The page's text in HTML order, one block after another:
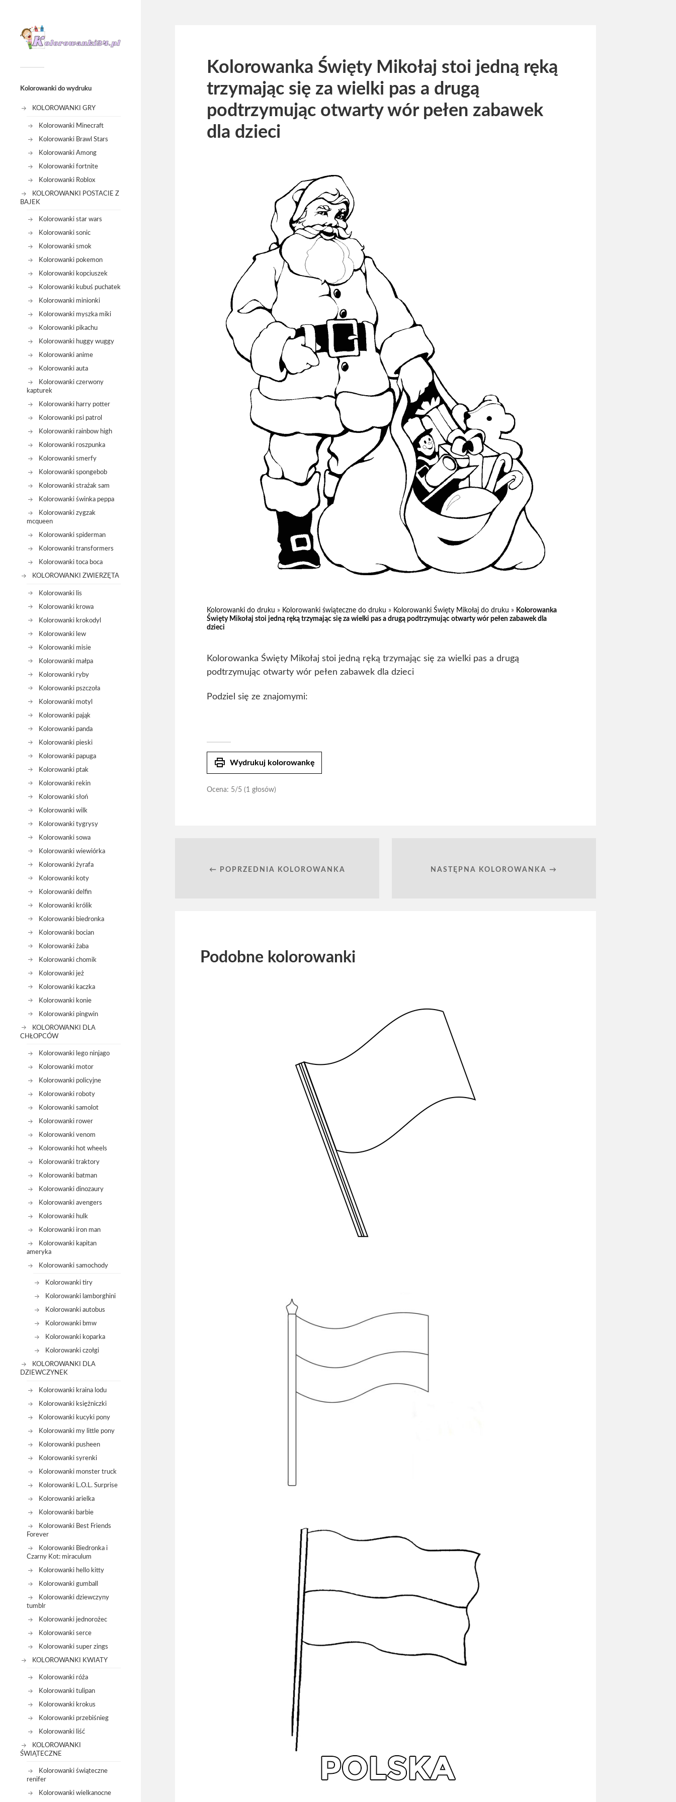
Kolorowanki do wydruku
KOLOROWANKI GRY
Kolorowanki Minecraft
Kolorowanki Brawl Stars
Kolorowanki Among
Kolorowanki fortnite
Kolorowanki Roblox
KOLOROWANKI POSTACIE Z
BAJEK
Kolorowanki star wars
Kolorowanki sonic
Kolorowanki smok
Kolorowanki pokemon
Kolorowanki kopciuszek
Kolorowanki kubuś puchatek
Kolorowanki minionki
Kolorowanki myszka miki
Kolorowanki pikachu
Kolorowanki huggy wuggy
Kolorowanki anime
Kolorowanki auta
Kolorowanki czerwony
kapturek
Kolorowanki harry potter
Kolorowanki psi patrol
Kolorowanki rainbow high
Kolorowanki roszpunka
Kolorowanki smerfy
Kolorowanki spongebob
Kolorowanki strażak sam
Kolorowanki świnka peppa
Kolorowanki zygzak
mcqueen
Kolorowanki spiderman
Kolorowanki transformers
Kolorowanki toca boca
KOLOROWANKI ZWIERZĘTA
Kolorowanki lis
Kolorowanki krowa
Kolorowanki krokodyl
Kolorowanki lew
Kolorowanki misie
Kolorowanki małpa
Kolorowanki ryby
Kolorowanki pszczoła
Kolorowanki motyl
Kolorowanki pająk
Kolorowanki panda
Kolorowanki pieski
Kolorowanki papuga
Kolorowanki ptak
Kolorowanki rekin
Kolorowanki słoń
Kolorowanki wilk
Kolorowanki tygrysy
Kolorowanki sowa
Kolorowanki wiewiórka
Kolorowanki żyrafa
Kolorowanki koty
Kolorowanki delfin
Kolorowanki królik
Kolorowanki biedronka
Kolorowanki bocian
Kolorowanki żaba
Kolorowanki chomik
Kolorowanki jeż
Kolorowanki kaczka
Kolorowanki konie
Kolorowanki pingwin
KOLOROWANKI DLA
CHŁOPCÓW
Kolorowanki lego ninjago
Kolorowanki motor
Kolorowanki policyjne
Kolorowanki roboty
Kolorowanki samolot
Kolorowanki rower
Kolorowanki venom
Kolorowanki hot wheels
Kolorowanki traktory
Kolorowanki batman
Kolorowanki dinozaury
Kolorowanki avengers
Kolorowanki hulk
Kolorowanki iron man
Kolorowanki kapitan
ameryka
Kolorowanki samochody
Kolorowanki tiry
Kolorowanki lamborghini
Kolorowanki autobus
Kolorowanki bmw
Kolorowanki koparka
Kolorowanki czołgi
KOLOROWANKI DLA
DZIEWCZYNEK
Kolorowanki kraina lodu
Kolorowanki księżniczki
Kolorowanki kucyki pony
Kolorowanki my little pony
Kolorowanki pusheen
Kolorowanki syrenki
Kolorowanki monster truck
Kolorowanki L.O.L. Surprise
Kolorowanki arielka
Kolorowanki barbie
Kolorowanki Best Friends
Forever
Kolorowanki Biedronka i
Czarny Kot: miraculum
Kolorowanki hello kitty
Kolorowanki gumball
Kolorowanki dziewczyny
tumblr
Kolorowanki jednorożec
Kolorowanki serce
Kolorowanki super zings
KOLOROWANKI KWIATY
Kolorowanki róża
Kolorowanki tulipan
Kolorowanki krokus
Kolorowanki przebiśnieg
Kolorowanki liść
KOLOROWANKI
ŚWIĄTECZNE
Kolorowanki świąteczne
renifer
Kolorowanki wielkanocne
Kolorowanka Święty Mikołaj stoi jedną ręką
trzymając się za wielki pas a drugą
podtrzymując otwarty wór pełen zabawek
dla dzieci
Kolorowanki do druku » Kolorowanki świąteczne do druku » Kolorowanki Święty Mikołaj do druku » Kolorowanka
Święty Mikołaj stoi jedną ręką trzymając się za wielki pas a drugą podtrzymując otwarty wór pełen zabawek dla
dzieci
Kolorowanka Święty Mikołaj stoi jedną ręką trzymając się za wielki pas a drugą
podtrzymując otwarty wór pełen zabawek dla dzieci
Podziel się ze znajomymi:
print Wydrukuj kolorowankę
Ocena: 5/5 (1 głosów)
← POPRZEDNIA KOLOROWANKA NASTĘPNA KOLOROWANKA →
Podobne kolorowanki